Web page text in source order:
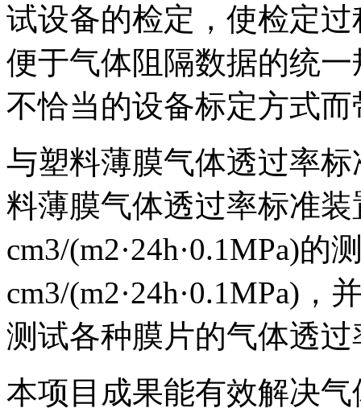
试设备的检定，使检定
便于气体阻隔数据的统
不恰当的设备标定方式
与塑料薄膜气体透过率
料薄膜气体透过率标准装
cm3/(m2·24h·0.1MPa)的
cm3/(m2·24h·0.1MPa)
测试各种膜片的气体透
本项目成果能有效解决